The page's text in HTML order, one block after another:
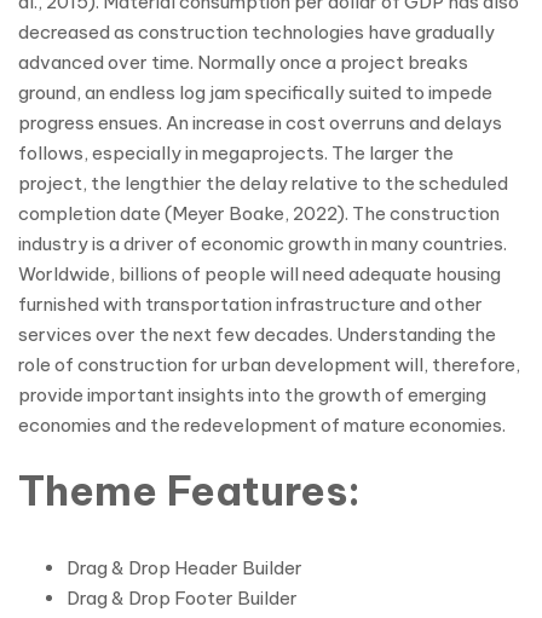
decreased as construction technologies have gradually
advanced over time. Normally once a project breaks
ground, an endless log jam specifically suited to impede
progress ensues. An increase in cost overruns and delays
follows, especially in megaprojects. The larger the
project, the lengthier the delay relative to the scheduled
completion date (Meyer Boake, 2022). The construction
industry is a driver of economic growth in many countries.
Worldwide, billions of people will need adequate housing
furnished with transportation infrastructure and other
services over the next few decades. Understanding the
role of construction for urban development will, therefore,
provide important insights into the growth of emerging
economies and the redevelopment of mature economies.
Theme Features:
Drag & Drop Header Builder
Drag & Drop Footer Builder